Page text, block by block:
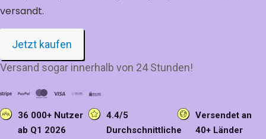
versandt.
Jetzt kaufen
Versand sogar innerhalb von 24 Stunden!
36 000+ Nutzer
ab Q1 2026
4.4/5
Durchschnittliche
Versendet an
40+ Länder